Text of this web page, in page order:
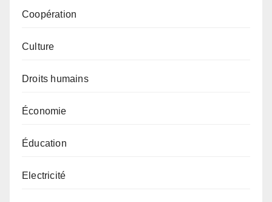
Coopération
Culture
Droits humains
Économie
Éducation
Electricité